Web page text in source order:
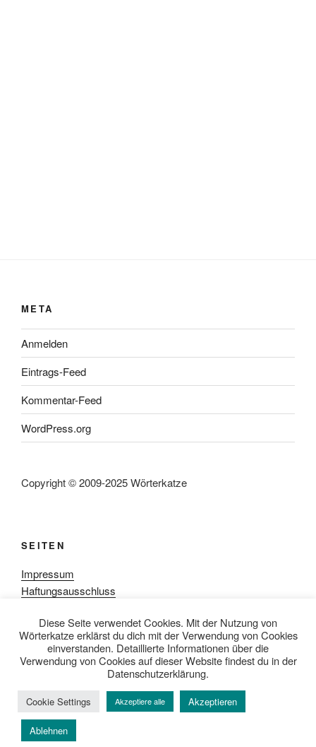
META
Anmelden
Eintrags-Feed
Kommentar-Feed
WordPress.org
Copyright © 2009-2025 Wörterkatze
SEITEN
Impressum
Haftungsausschluss
Rezensionpolitik
Bewertungsschema
Media-Kit
Datenschutzerklärung
Diese Seite verwendet Cookies. Mit der Nutzung von
Wörterkatze erklärst du dich mit der Verwendung von Cookies
einverstanden. Detaillierte Informationen über die
Verwendung von Cookies auf dieser Website findest du in der
Datenschutzerklärung.
Cookie Settings Akzeptiere alle Akzeptieren
Ablehnen